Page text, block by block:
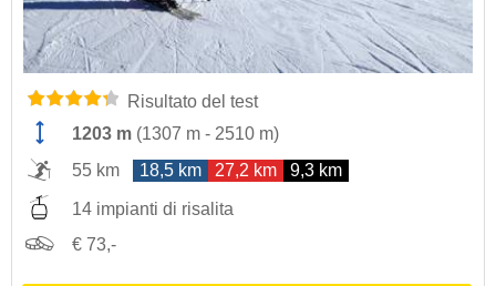
Risultato del test
1203 m (1307 m - 2510 m)
55 km
18,5 km 27,2 km 9,3 km
14 impianti di risalita
€ 73,-